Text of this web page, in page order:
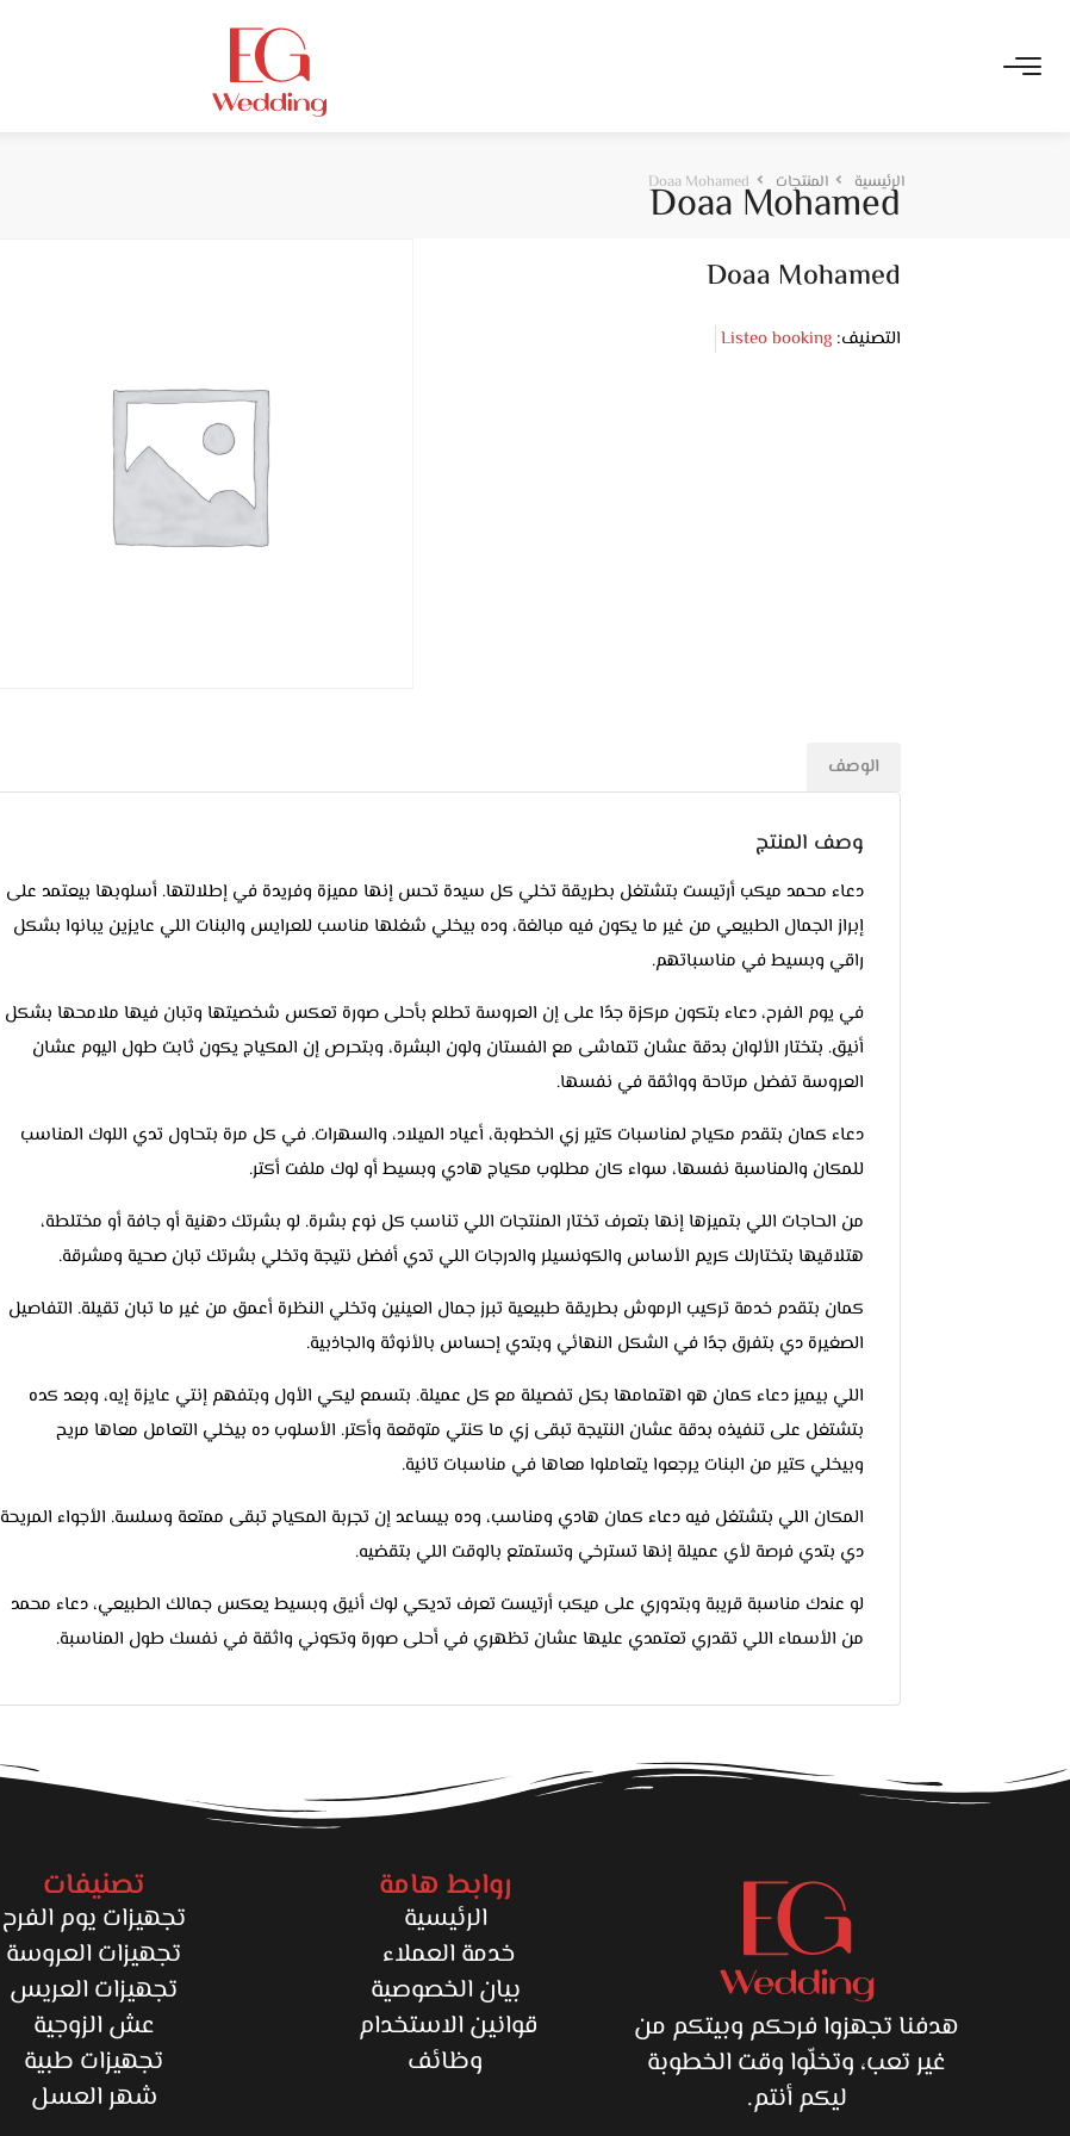
Doaa Mohamed
الرئيسية المنتجات Doaa Mohamed
Doaa Mohamed
التصنيف: Listeo booking
الوصف
وصف المنتج
دعاء محمد ميكب أرتيست بتشتغل بطريقة تخلي كل سيدة تحس إنها مميزة وفريدة في إطلالتها. أسلوبها بيعتمد على
إبراز الجمال الطبيعي من غير ما يكون فيه مبالغة، وده بيخلي شغلها مناسب للعرايس والبنات اللي عايزين يبانوا بشكل
راقي وبسيط في مناسباتهم.
في يوم الفرح، دعاء بتكون مركزة جدًا على إن العروسة تطلع بأحلى صورة تعكس شخصيتها وتبان فيها ملامحها بشكل
أنيق. بتختار الألوان بدقة عشان تتماشى مع الفستان ولون البشرة، وبتحرص إن المكياج يكون ثابت طول اليوم عشان
العروسة تفضل مرتاحة وواثقة في نفسها.
دعاء كمان بتقدم مكياج لمناسبات كتير زي الخطوبة، أعياد الميلاد، والسهرات. في كل مرة بتحاول تدي اللوك المناسب
للمكان والمناسبة نفسها، سواء كان مطلوب مكياج هادي وبسيط أو لوك ملفت أكتر.
من الحاجات اللي بتميزها إنها بتعرف تختار المنتجات اللي تناسب كل نوع بشرة. لو بشرتك دهنية أو جافة أو مختلطة،
هتلاقيها بتختارلك كريم الأساس والكونسيلر والدرجات اللي تدي أفضل نتيجة وتخلي بشرتك تبان صحية ومشرقة.
كمان بتقدم خدمة تركيب الرموش بطريقة طبيعية تبرز جمال العينين وتخلي النظرة أعمق من غير ما تبان تقيلة. التفاصيل
الصغيرة دي بتفرق جدًا في الشكل النهائي وبتدي إحساس بالأنوثة والجاذبية.
اللي بيميز دعاء كمان هو اهتمامها بكل تفصيلة مع كل عميلة. بتسمع ليكي الأول وبتفهم إنتي عايزة إيه، وبعد كده
بتشتغل على تنفيذه بدقة عشان النتيجة تبقى زي ما كنتي متوقعة وأكتر. الأسلوب ده بيخلي التعامل معاها مريح
وبيخلي كتير من البنات يرجعوا يتعاملوا معاها في مناسبات تانية.
المكان اللي بتشتغل فيه دعاء كمان هادي ومناسب، وده بيساعد إن تجربة المكياج تبقى ممتعة وسلسة. الأجواء المريحة
دي بتدي فرصة لأي عميلة إنها تسترخي وتستمتع بالوقت اللي بتقضيه.
لو عندك مناسبة قريبة وبتدوري على ميكب أرتيست تعرف تديكي لوك أنيق وبسيط يعكس جمالك الطبيعي، دعاء محمد
من الأسماء اللي تقدري تعتمدي عليها عشان تظهري في أحلى صورة وتكوني واثقة في نفسك طول المناسبة.
هدفنا تجهزوا فرحكم وبيتكم من
غير تعب، وتخلّوا وقت الخطوبة
ليكم أنتم.
روابط هامة
الرئيسية
خدمة العملاء
بيان الخصوصية
قوانين الاستخدام
وظائف
تصنيفات
تجهيزات يوم الفرح
تجهيزات العروسة
تجهيزات العريس
عش الزوجية
تجهيزات طبية
شهر العسل